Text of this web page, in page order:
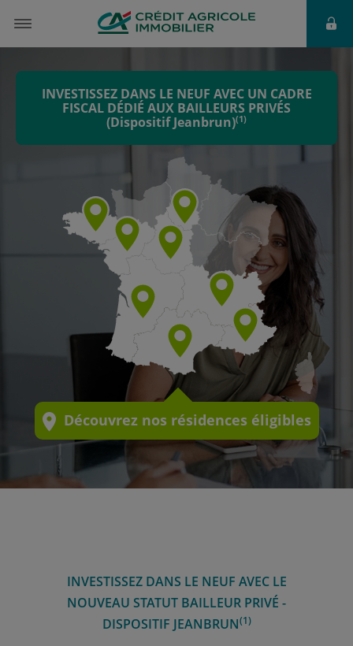
INVESTISSEZ DANS LE NEUF AVEC UN CADRE
FISCAL DÉDIÉ AUX BAILLEURS PRIVÉS
(Dispositif Jeanbrun)(1)
Découvrez nos résidences éligibles
INVESTISSEZ DANS LE NEUF AVEC LE
NOUVEAU STATUT BAILLEUR PRIVÉ -
DISPOSITIF JEANBRUN(1)